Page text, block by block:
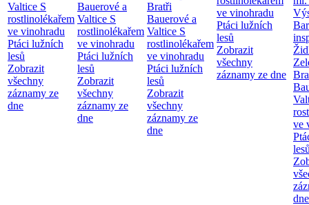
Valtice S
rostlinolékařem
ve vinohradu
Ptáci lužních
lesů
Zobrazit
všechny
záznamy ze
dne
Bauerové a
Valtice S
rostlinolékařem
ve vinohradu
Ptáci lužních
lesů
Zobrazit
všechny
záznamy ze
dne
Bratři
Bauerové a
Valtice S
rostlinolékařem
ve vinohradu
Ptáci lužních
lesů
Zobrazit
všechny
záznamy ze
dne
ve vinohradu
Ptáci lužních
lesů
Zobrazit
všechny
záznamy ze dne
ve
dne